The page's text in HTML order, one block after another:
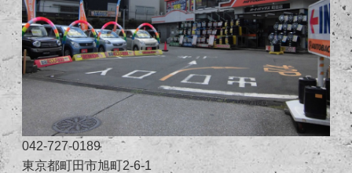
042-727-0189
東京都町田市旭町2-6-1